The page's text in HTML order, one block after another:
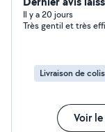
Il y a 20 jours
Très gentil et très
Livraison de colis
Voir